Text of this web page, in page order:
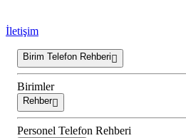
İletişim
Birim Telefon Rehberi
Birimler
Rehber
Personel Telefon Rehberi